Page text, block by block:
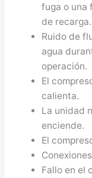
fuga o una
de recarga.
Ruido de
agua
operación.
El
calienta.
La unidad
enciende.
El
Fallo en el